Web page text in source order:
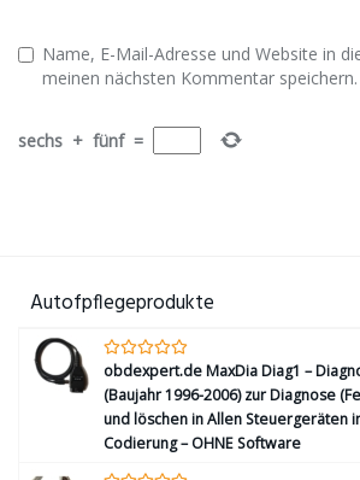
Name, E-Mail-Adresse und Website in
meinen nächsten Kommentar speichern.
sechs + fünf =
Autofpflegeprodukte
obdexpert.de MaxDia Diag1 –
(Baujahr 1996-2006) zur Diagnose
und löschen in Allen Steuergeräten
Codierung – OHNE Software